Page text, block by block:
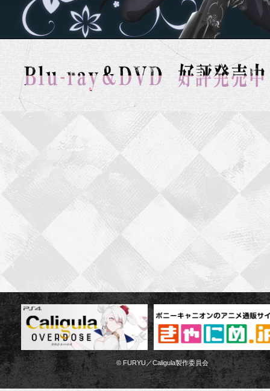
© FURYU／Caligula製作委員会